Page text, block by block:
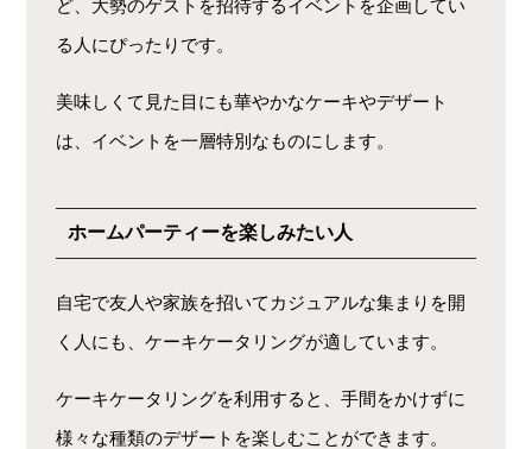
ど、大勢のゲストを招待するイベントを企画してい
る人にぴったりです。
美味しくて見た目にも華やかなケーキやデザート
は、イベントを一層特別なものにします。
ホームパーティーを楽しみたい人
自宅で友人や家族を招いてカジュアルな集まりを開
く人にも、ケーキケータリングが適しています。
ケーキケータリングを利用すると、手間をかけずに
様々な種類のデザートを楽しむことができます。